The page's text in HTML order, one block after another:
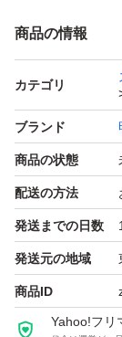
B2, V.B6, ナイ
よろしくお願
商品の情報
カテゴリ
ブランド
商品の状態
配送の方法
発送までの日数
発送元の地域
商品ID
Yahoo!フリ